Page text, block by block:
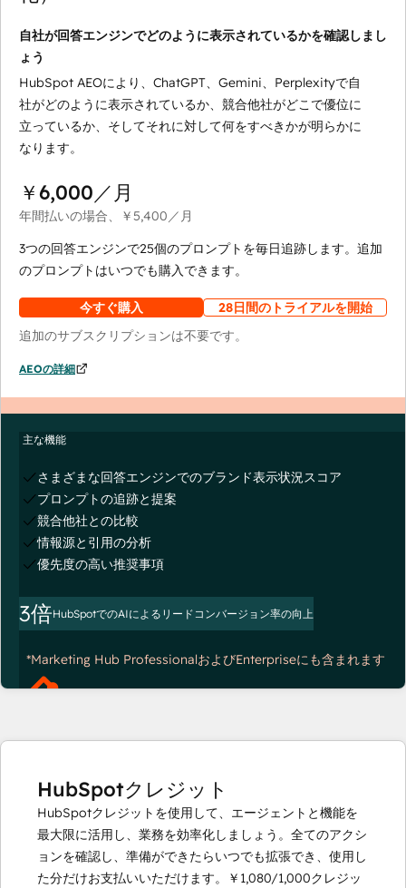
自社が回答エンジンでどのように表示されているかを確認しまし
ょう
HubSpot AEOにより、ChatGPT、Gemini、Perplexityで自
社がどのように表示されているか、競合他社がどこで優位に
立っているか、そしてそれに対して何をすべきかが明らかに
なります。
￥6,000／月
年間払いの場合、 ￥5,400／月
3つの回答エンジンで25個のプロンプトを毎日追跡します。追加
のプロンプトはいつでも購入できます。
今すぐ購入
28日間のトライアルを開始
追加のサブスクリプションは不要です。
AEOの詳細
主な機能
さまざまな回答エンジンでのブランド表示状況スコア
プロンプトの追跡と提案
競合他社との比較
情報源と引用の分析
優先度の高い推奨事項
3倍HubSpotでのAIによるリードコンバージョン率の向上
*Marketing Hub ProfessionalおよびEnterpriseにも含まれます
HubSpotクレジット
HubSpotクレジットを使用して、エージェントと機能を
最大限に活用し、業務を効率化しましょう。全てのアクシ
ョンを確認し、準備ができたらいつでも拡張でき、使用し
た分だけお支払いいただけます。
￥1,080/1,000クレジッ